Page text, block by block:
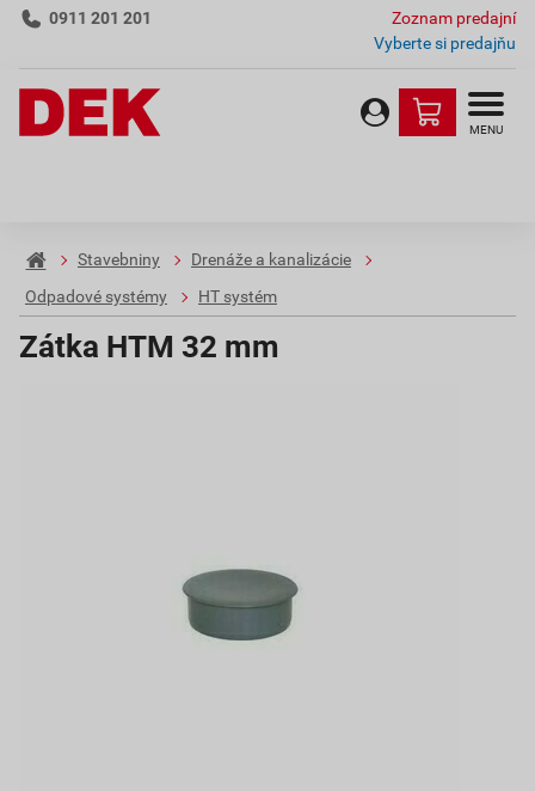
0911 201 201
Zoznam predajní
Vyberte si predajňu
MENU
Stavebniny
Drenáže a kanalizácie
Odpadové systémy
HT systém
Zátka HTM 32 mm